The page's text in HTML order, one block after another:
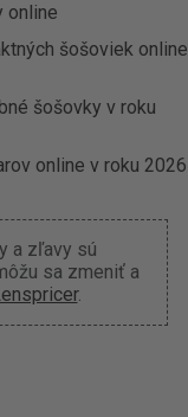
online
šošoviek online
šošovky v roku
online v roku 2026
a zľavy sú
sa zmeniť a
.